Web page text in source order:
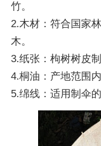
竹。
2.木材：符合国家
木。
3.纸张：枸树树皮
4.桐油：产地范围
5.绵线：适用制伞